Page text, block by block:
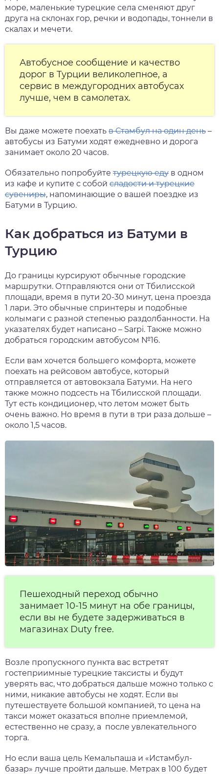
море, маленькие турецкие села сменяют друг
друга на склонах гор, речки и водопады, тоннели в
скалах и мечети.
Автобусное сообщение и качество
дорог в Турции великолепное, а
сервис в междугородних автобусах
лучше, чем в самолетах.
Вы даже можете поехать в Стамбул на один день –
автобусы из Батуми ходят ежедневно и дорога
занимает около 20 часов.
Обязательно попробуйте турецкую еду в одном
из кафе и купите с собой сладости и турецкие
сувениры, напоминающие о вашей поездке из
Батуми в Турцию.
Как добраться из Батуми в
Турцию
До границы курсируют обычные городские
маршрутки. Отправляются они от Тбилисской
площади, время в пути 20-30 минут, цена проезда
1 лари. Это обычные спринтеры и подобные
колымаги с разной степенью раздолбанности. На
указателях будет написано – Sarpi. Также можно
добраться городским автобусом №16.
Если вам хочется большего комфорта, можете
поехать на рейсовом автобусе, который
отправляется от автовокзала Батуми. На него
также можно подсесть на Тбилисской площади.
Тут есть кондиционер, что летом может быть
очень важно. Но время в пути в три раза дольше –
около 1,5 часов.
Пешеходный переход обычно
занимает 10-15 минут на обе границы,
если вы не будете задерживаться в
магазинах Duty free.
Возле пропускного пункта вас встретят
гостеприимные турецкие таксисты и будут
уверять вас, что добраться дальше можно только с
ними, никакие автобусы не ходят. Если вы
путешествуете большой компанией, то цена на
такси может оказаться вполне приемлемой,
естественно не сразу, а после увлекательного
торга.
Но если ваша цель Кемальпаша и «Истамбул-
базар» лучше пройти дальше. Метрах в 100 будет